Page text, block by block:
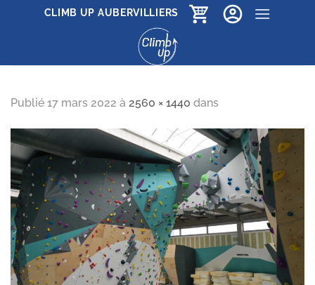
CLIMB UP AUBERVILLIERS
Publié 17 mars 2022 à 2560 × 1440 dans